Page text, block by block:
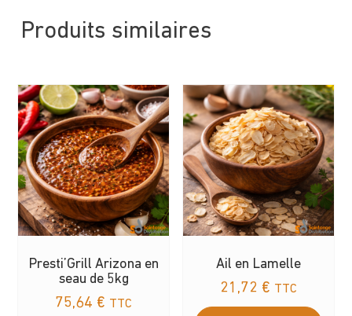
Produits similaires
Presti’Grill Arizona en
seau de 5kg
75,64 € TTC
Ail en Lamelle
21,72 € TTC